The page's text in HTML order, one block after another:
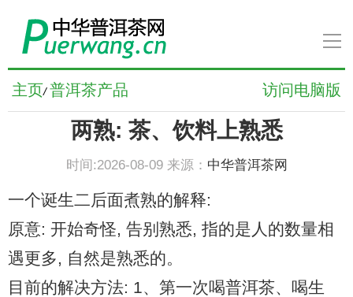
导
普洱茶知识
普洱茶人物
普洱茶养生
访问电脑版
主页/ 普洱茶产品
两熟: 茶、饮料上熟悉
时间:2026-08-09 来源： 中华普洱茶网
一个诞生二后面煮熟的解释:
原意: 开始奇怪, 告别熟悉, 指的是人的数量相
遇更多, 自然是熟悉的。
目前的解决方法: 1、第一次喝普洱茶、喝生